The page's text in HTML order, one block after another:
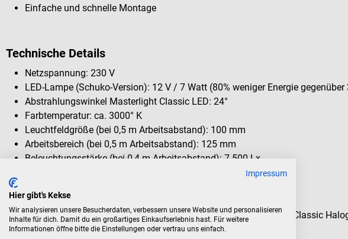
Einfache und schnelle Montage
Technische Details
Netzspannung: 230 V
LED-Lampe (Schuko-Version): 12 V / 7 Watt (80% weniger Energie gegenüber
Abstrahlungswinkel Masterlight Classic LED: 24°
Farbtemperatur: ca. 3000° K
Leuchtfeldgröße (bei 0,5 m Arbeitsabstand): 100 mm
Arbeitsbereich (bei 0,5 m Arbeitsabstand): 125 mm
Beleuchtungsstärke (bei 0,4 m Arbeitsabstand): 7.500 Lx
Gewicht (netto): 4,7 kg
Lebensdauer der LED-Lampe im Vergleich zur KaWe Masterlight Classic
(1000 h): 22.000 h
Impressum
Hier gibt's Kekse
Wir analysieren unsere Besucherdaten, verbessern unsere Website und personalisieren
Inhalte für dich. Damit du ein großartiges Einkaufserlebnis hast. Für weitere
Informationen öffne bitte die Einstellungen oder vertrau uns einfach.